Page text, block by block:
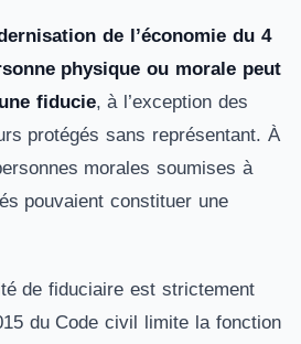
de l’économie du 4
physique ou morale peut
fiducie, à l’exception des
protégés sans représentant. À
morales soumises à
pouvaient constituer une
de fiduciaire est strictement
du Code civil limite la fonction